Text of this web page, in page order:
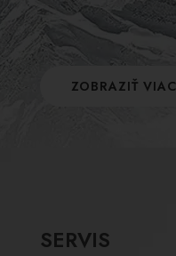
ZOBRAZIŤ VIAC
SERVIS